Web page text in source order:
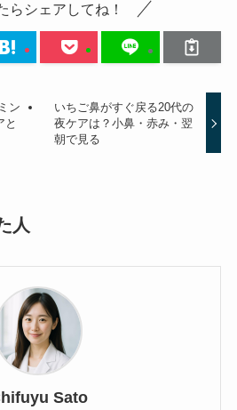
らシェアしてね！
ン
と
いちご鼻がすぐ戻る20代の
夜ケアは？小鼻・赤み・翌
朝で見る
人
Sato